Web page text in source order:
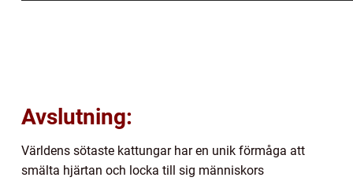
Avslutning:
Världens sötaste kattungar har en unik förmåga att
smälta hjärtan och locka till sig människors